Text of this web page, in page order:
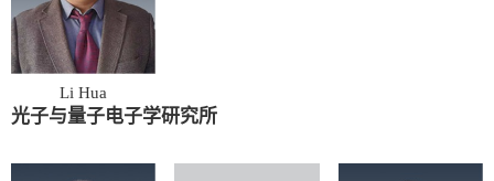
Li Hua
光子与量子电子学研究所